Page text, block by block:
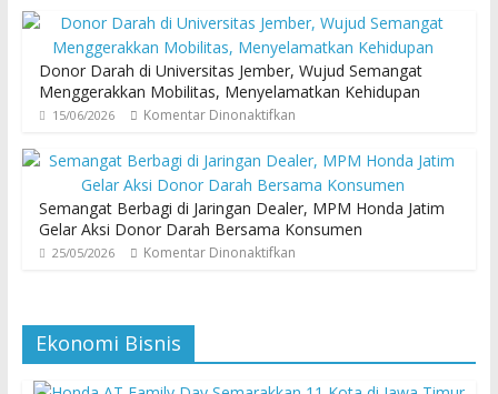
Donor Darah di Universitas Jember, Wujud Semangat
Menggerakkan Mobilitas, Menyelamatkan Kehidupan
15/06/2026 Komentar Dinonaktifkan
Semangat Berbagi di Jaringan Dealer, MPM Honda Jatim
Gelar Aksi Donor Darah Bersama Konsumen
25/05/2026 Komentar Dinonaktifkan
Ekonomi Bisnis